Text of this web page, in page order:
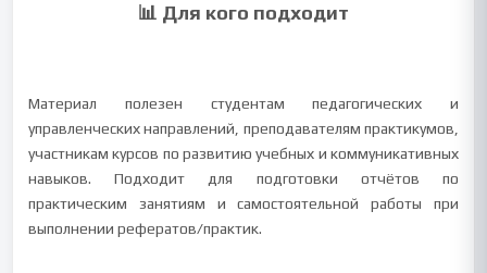
📊 Для кого подходит
Материал полезен студентам педагогических и
управленческих направлений, преподавателям практикумов,
участникам курсов по развитию учебных и коммуникативных
навыков. Подходит для подготовки отчётов по
практическим занятиям и самостоятельной работы при
выполнении рефератов/практик.